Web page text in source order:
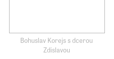
Bohuslav Korejs s dcerou
Zdislavou